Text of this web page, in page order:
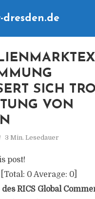
SICH
VON
3 Min. Lesedauer
post!
[Total: 0 Average: 0]
RICS Global